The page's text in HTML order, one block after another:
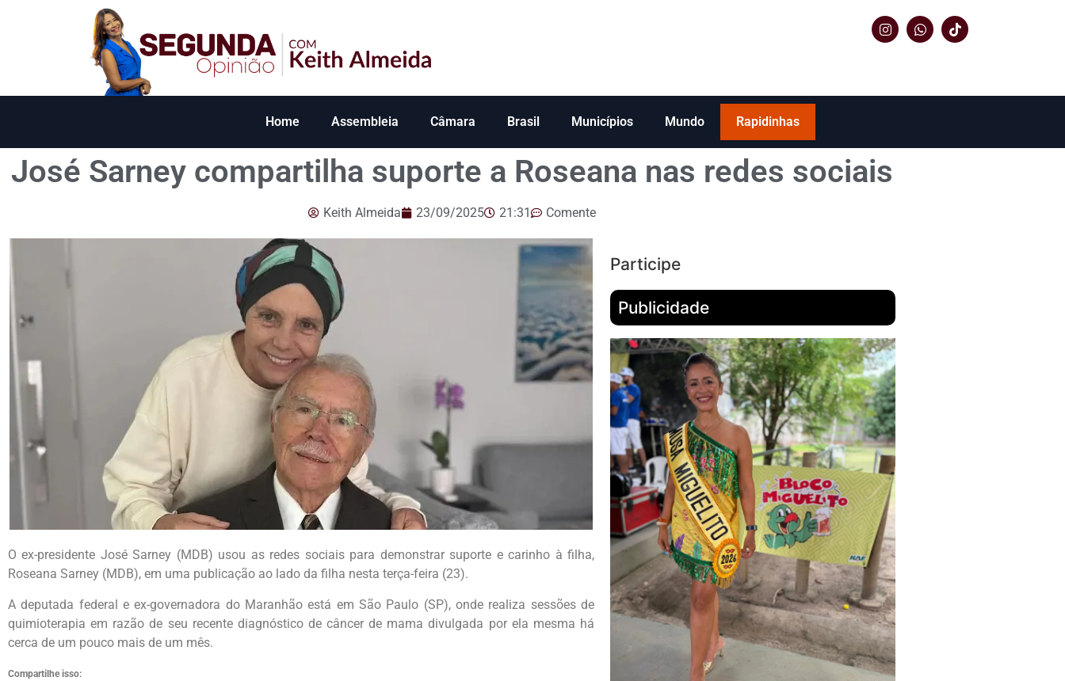
Home Assembleia Câmara Brasil Municípios Mundo Rapidinhas
José Sarney compartilha suporte a Roseana nas redes sociais
Keith Almeida 23/09/2025 21:31 Comente
O ex-presidente José Sarney (MDB) usou as redes sociais para demonstrar suporte e carinho à filha,
Roseana Sarney (MDB), em uma publicação ao lado da filha nesta terça-feira (23).
A deputada federal e ex-governadora do Maranhão está em São Paulo (SP), onde realiza sessões de
quimioterapia em razão de seu recente diagnóstico de câncer de mama divulgada por ela mesma há
cerca de um pouco mais de um mês.
Compartilhe isso:
Participe
Publicidade